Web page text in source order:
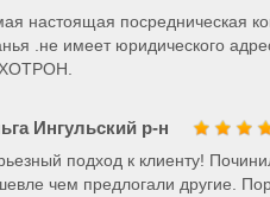
настоящая посредническая
.не имеет юридического
Ингульский р-н
подход к клиенту!
чем предлогали другие.